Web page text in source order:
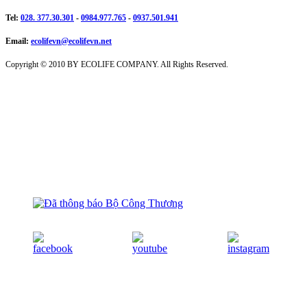
Tel: 028. 377.30.301 - 0984.977.765 - 0937.501.941
Email: ecolifevn@ecolifevn.net
Copyright © 2010 BY ECOLIFE COMPANY. All Rights Reserved.